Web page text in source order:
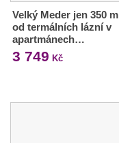
Velký Meder jen 350 m
od termálních lázní v
apartmánech…
3 749 Kč